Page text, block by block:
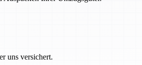
uns versichert.